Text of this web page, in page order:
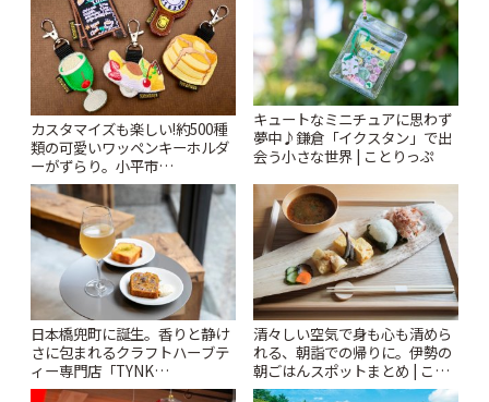
カスタマイズも楽しい!約500種
類の可愛いワッペンキーホルダ
ーがずらり。小平市
「Kimamaya T&K」 | ことりっ
ぷ
キュートなミニチュアに思わず
夢中♪鎌倉「イクスタン」で出
会う小さな世界 | ことりっぷ
日本橋兜町に誕生。香りと静け
さに包まれるクラフトハーブテ
ィー専門店「TYNK
Kabutocho」 | ことりっぷ
清々しい空気で身も心も清めら
れる、朝詣での帰りに。伊勢の
朝ごはんスポットまとめ | こと
りっぷ